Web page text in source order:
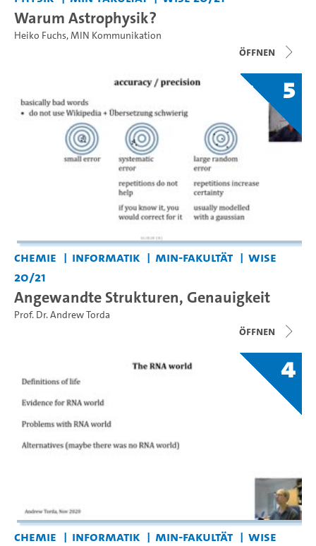
Warum Astrophysik?
Heiko Fuchs,MIN Kommunikation
Öffnen
5
Chemie Informatik MIN-Fakultät
WiSe
20/21
Angewandte Strukturen, Genauigkeit
Prof. Dr. Andrew Torda
Öffnen
4
Chemie Informatik MIN-Fakultät
WiSe